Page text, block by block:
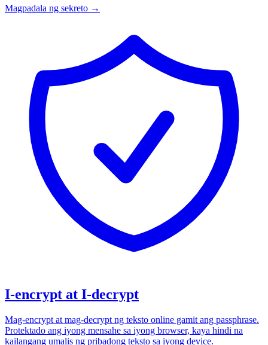
Magpadala ng sekreto →
I-encrypt at I-decrypt
Mag-encrypt at mag-decrypt ng teksto online gamit ang passphrase.
Protektado ang iyong mensahe sa iyong browser, kaya hindi na
kailangang umalis ng pribadong teksto sa iyong device.